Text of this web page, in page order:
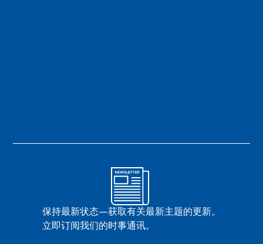
保持最新状态—获取有关最新主题的更新。
立即订阅我们的时事通讯。